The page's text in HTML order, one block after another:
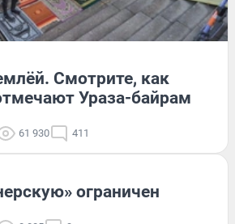
Смотрите, как
Ураза-байрам
61 930 411
ограничен